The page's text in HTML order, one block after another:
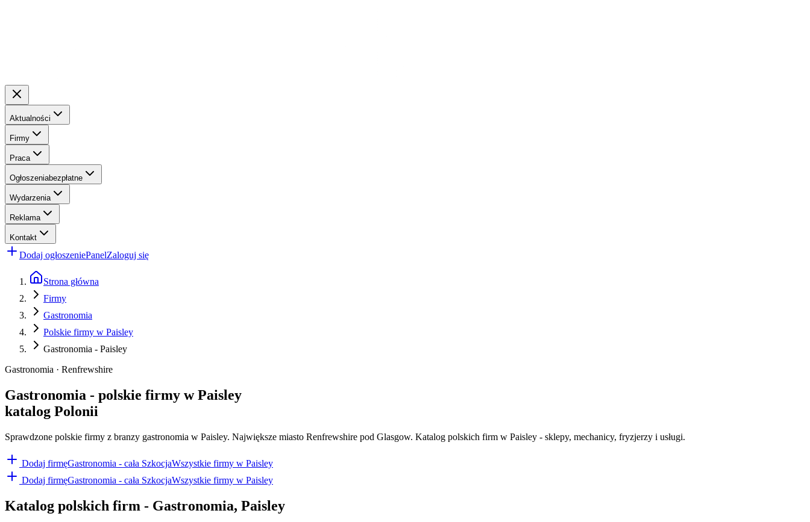
Aktualności
Firmy
Praca
Ogłoszeniabezpłatne
Wydarzenia
Reklama
Kontakt
Dodaj ogłoszeniePanelZaloguj się
Strona główna
Firmy
Gastronomia
Polskie firmy w Paisley
Gastronomia - Paisley
Gastronomia · Renfrewshire
Gastronomia - polskie firmy w Paisley
katalog Polonii
Sprawdzone polskie firmy z branzy gastronomia w Paisley. Największe miasto Renfrewshire pod Glasgow. Katalog polskich firm w Paisley - sklepy, mechanicy, fryzjerzy i usługi.
Dodaj firmęGastronomia - cała SzkocjaWszystkie firmy w Paisley
Dodaj firmęGastronomia - cała SzkocjaWszystkie firmy w Paisley
Katalog polskich firm - Gastronomia, Paisley